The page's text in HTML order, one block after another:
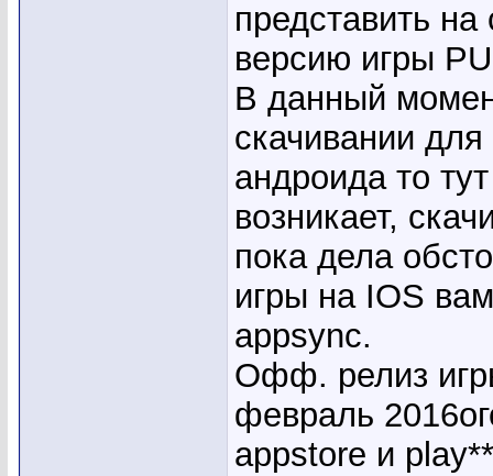
представить
версию игры
В данный
скачивании
андроида то
возникает,
пока дела
игры на IOS
appsync.
Офф. релиз
февраль
appstore и